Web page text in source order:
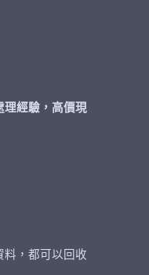
經驗，高價現
，都可以回收